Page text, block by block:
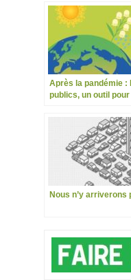
Après la pandémie
publics, un outil
Nous n’y arriverons